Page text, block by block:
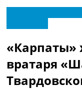
МенюГлавная
Видео
Новости
«Карпаты»
вратаря